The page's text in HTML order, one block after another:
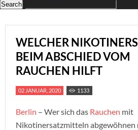
WELCHER
BEIM ABSCHIED VOM
RAUCHEN HILFT
02 JANUAR, 2020 1133
Berlin – Wer sich das Rauchen mit
Nikotinersatzmitteln abgewöhnen